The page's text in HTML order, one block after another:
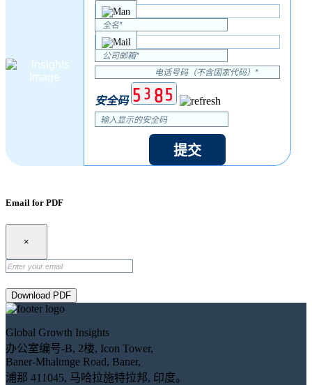
安全码
提交
Email for PDF
×
Download PDF
Global Growth Insights
办公室编号-B, 2楼, Icon Tower,
Baner-Mhalunge Road, Baner,
浦那 411045, 马哈拉施特拉邦, 印度。